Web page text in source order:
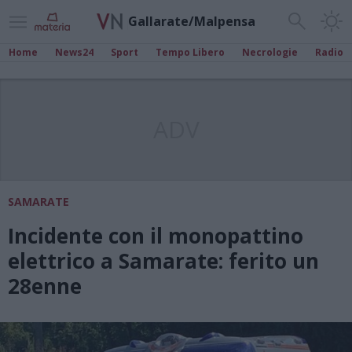
Gallarate/Malpensa
Home News24 Sport Tempo Libero Necrologie Radio
SAMARATE
Incidente con il monopattino
elettrico a Samarate: ferito un
28enne